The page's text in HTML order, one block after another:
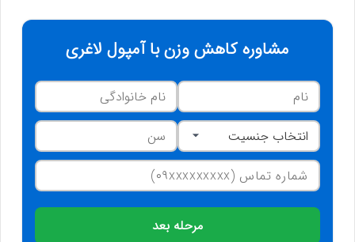
مشاوره کاهش وزن با آمپول لاغری
مرحله بعد